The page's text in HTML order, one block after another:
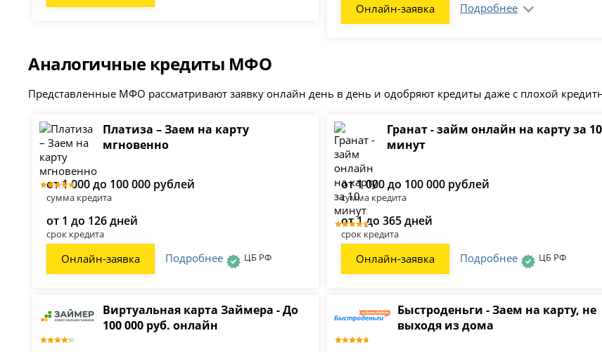
Онлайн-заявка Подробнее
Аналогичные кредиты МФО
Представленные МФО рассматривают заявку онлайн день в день и одобряют кредиты даже с плохой
Платиза – Заем на карту
мгновенно
от 1 000 до 100 000 рублей
сумма кредита
от 1 до 126 дней
срок кредита
Онлайн-заявка Подробнее ЦБ РФ
Гранат - займ онлайн на карту за 10
минут
от 1 000 до 100 000 рублей
сумма кредита
от 1 до 365 дней
срок кредита
Онлайн-заявка Подробнее ЦБ РФ
Виртуальная карта Займера - До
100 000 руб. онлайн
Быстроденьги - Заем на карту, не
выходя из дома